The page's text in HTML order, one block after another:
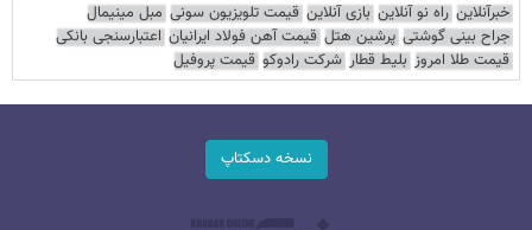
خبرآنلاین راه نو آنلاین بازی آنلاین قیمت تلویزیون سونی مبل مینیمال
جراح بینی گوشتی پرشین هتل قیمت آهن فولاد ایرانیان اعتبارسنجی بانکی
قیمت طلا امروز بلیط قطار شرکت رادوکو قیمت پروفیل
نسخه دسکتاپ